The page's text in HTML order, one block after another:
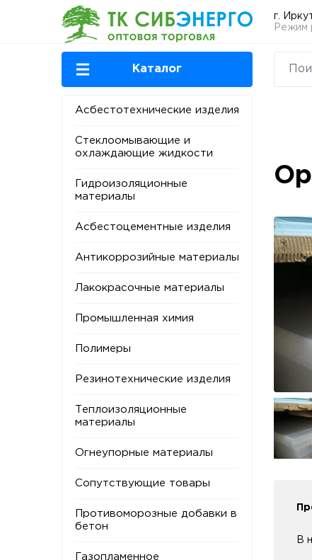
г.
Режим
Каталог
Асбестотехнические изделия
Стеклоомывающие и
охлаждающие жидкости
Гидроизоляционные
материалы
Асбестоцементные изделия
Антикоррозийные материалы
Лакокрасочные материалы
Промышленная химия
Полимеры
Резинотехнические изделия
Теплоизоляционные
материалы
Огнеупорные материалы
Сопутствующие товары
Противоморозные добавки в
бетон
Газопламенное
В